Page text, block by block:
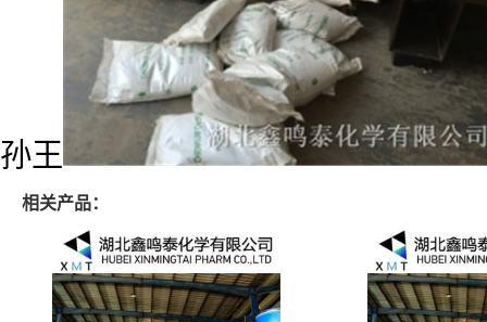
孙王
相关产品：